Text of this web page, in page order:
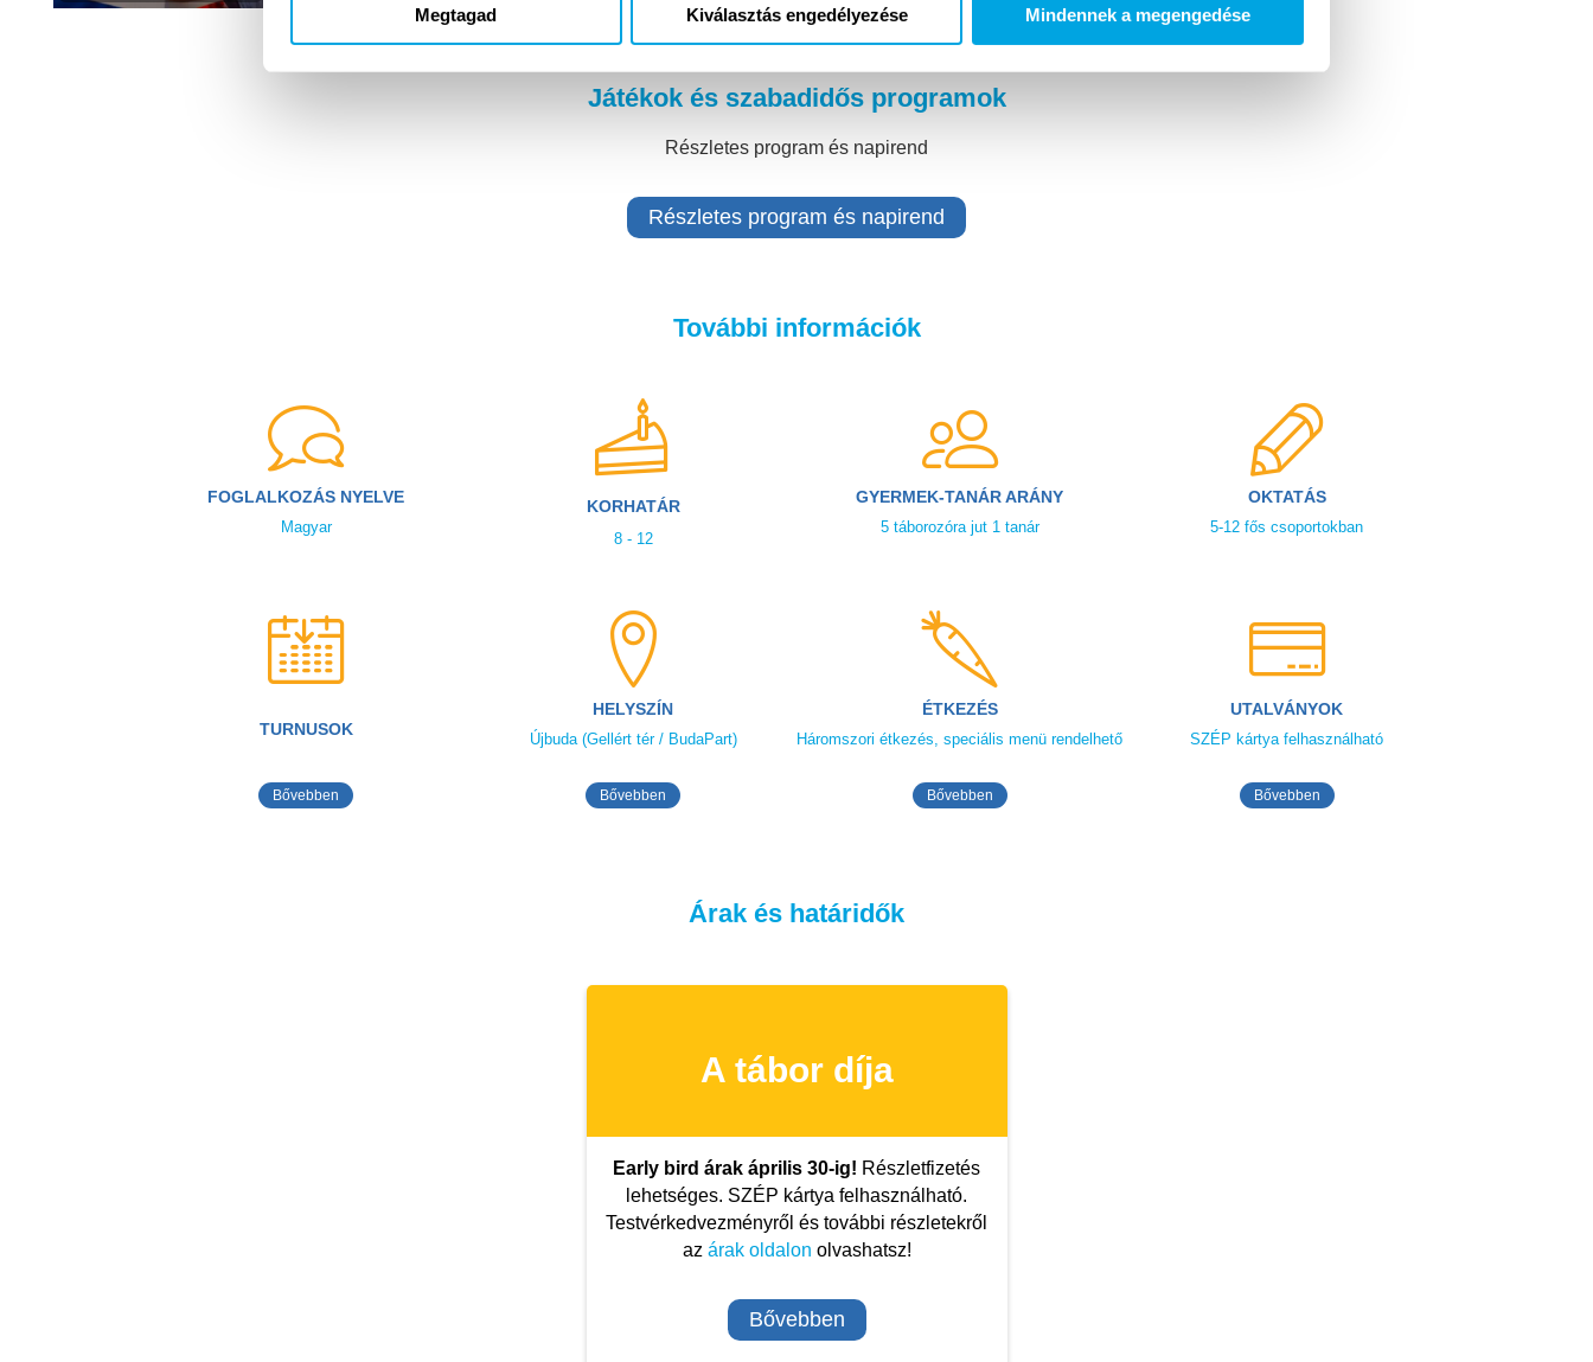
Megtagad Kiválasztás engedélyezése Mindennek a megengedése
Játékok és szabadidős programok
Részletes program és napirend
Részletes program és napirend
További információk
FOGLALKOZÁS NYELVE
Magyar
KORHATÁR
8 - 12
GYERMEK-TANÁR ARÁNY
5 táborozóra jut 1 tanár
OKTATÁS
5-12 fős csoportokban
TURNUSOK
Bővebben
HELYSZÍN
Újbuda (Gellért tér / BudaPart)
Bővebben
ÉTKEZÉS
Háromszori étkezés, speciális menü rendelhető
Bővebben
UTALVÁNYOK
SZÉP kártya felhasználható
Bővebben
Árak és határidők
A tábor díja
Early bird árak április 30-ig! Részletfizetés
lehetséges. SZÉP kártya felhasználható.
Testvérkedvezményről és további részletekről
az árak oldalon olvashatsz!
Bővebben